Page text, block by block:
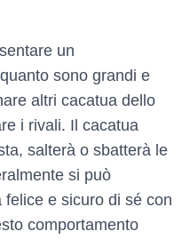
un
sono grandi e
altri cacatua dello
i rivali. Il cacatua
salterà o sbatterà le
si può
e sicuro di sé con
comportamento